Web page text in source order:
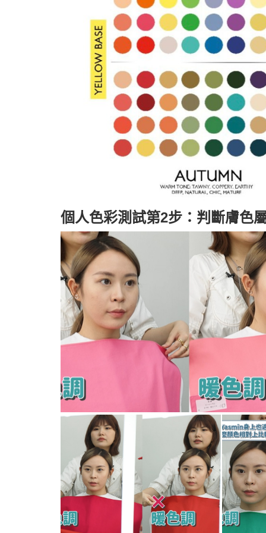
個人色彩測試第2步：判斷膚色